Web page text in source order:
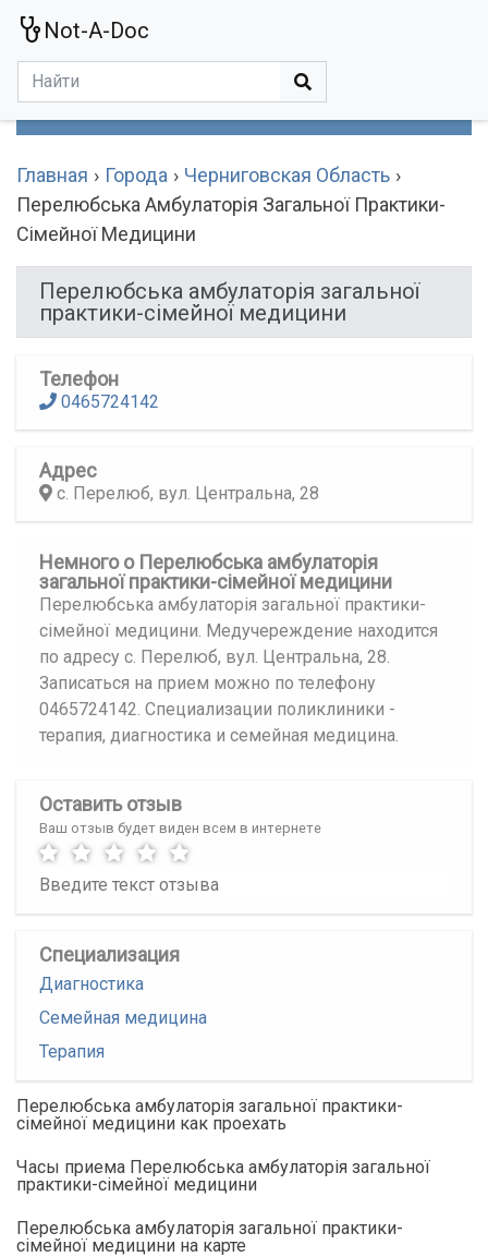
Not-A-Doc
Главная Города
Черниговская Область
Перелюбська Амбулаторія Загальної Практики-
Сімейної Медицини
Перелюбська амбулаторія загальної
практики-сімейної медицини
Телефон
0465724142
Адрес
с. Перелюб, вул. Центральна, 28
Немного о Перелюбська амбулаторія
загальної практики-сімейної медицини
Перелюбська амбулаторія загальної практики-
сімейної медицини. Медучереждение находится
по адресу с. Перелюб, вул. Центральна, 28.
Записаться на прием можно по телефону
0465724142. Специализации поликлиники -
терапия, диагностика и семейная медицина.
Оставить отзыв
Ваш отзыв будет виден всем в интернете
Специализация
Диагностика
Семейная медицина
Терапия
Перелюбська амбулаторія загальної практики-
сімейної медицини как проехать
Часы приема Перелюбська амбулаторія загальної
практики-сімейної медицини
Перелюбська амбулаторія загальної практики-
сімейної медицини на карте